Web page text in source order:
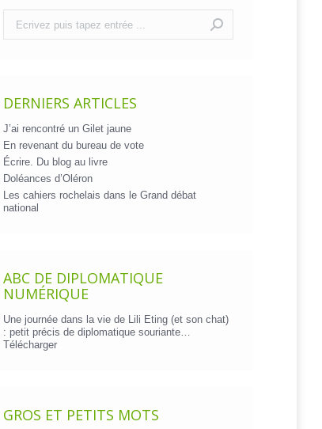
DERNIERS ARTICLES
J’ai rencontré un Gilet jaune
En revenant du bureau de vote
Écrire. Du blog au livre
Doléances d’Oléron
Les cahiers rochelais dans le Grand débat
national
ABC DE DIPLOMATIQUE
NUMÉRIQUE
Une journée dans la vie de Lili Eting (et son chat)
: petit précis de diplomatique souriante…
Télécharger
GROS ET PETITS MOTS